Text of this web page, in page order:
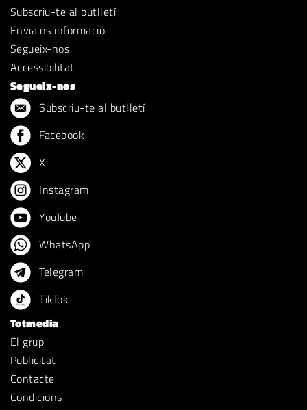
Subscriu-te al butlletí
Envia'ns informació
Segueix-nos
Accessibilitat
Segueix-nos
Subscriu-te al butlletí
Facebook
X
Instagram
YouTube
WhatsApp
Telegram
TikTok
Totmedia
El grup
Publicitat
Contacte
Condicions